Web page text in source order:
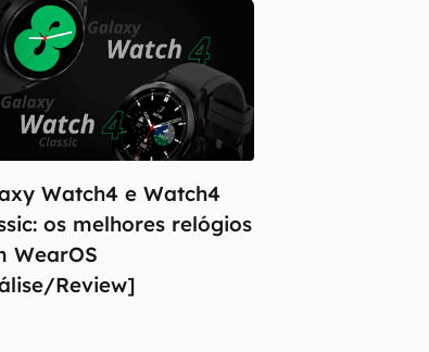
Watch4 e Watch4
os melhores relógios
WearOS
Review]